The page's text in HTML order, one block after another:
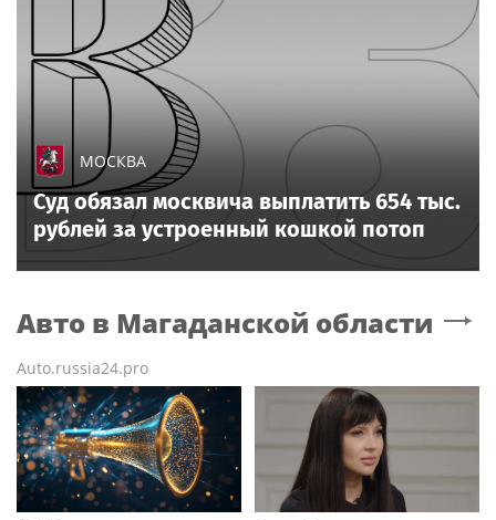
МОСКВА
Суд обязал москвича выплатить 654 тыс.
рублей за устроенный кошкой потоп
Авто в Магаданской области
Auto.russia24.pro